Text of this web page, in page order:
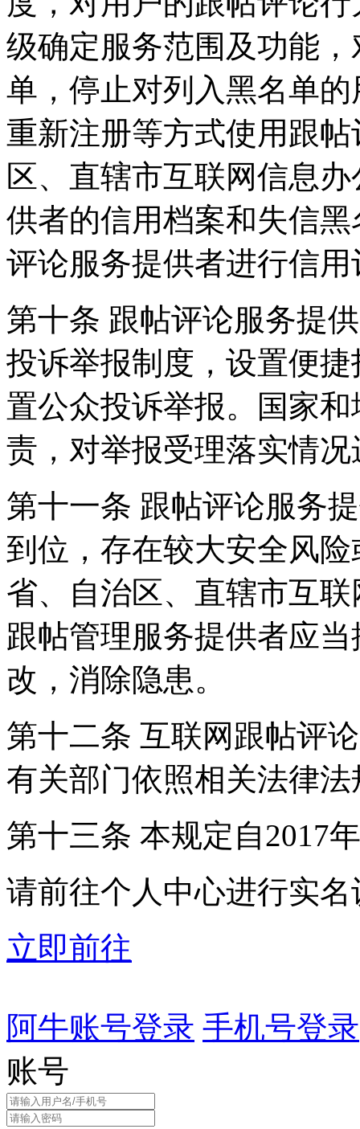
级确定服务范围及功能
单，停止对列入黑名单
重新注册等方式使用跟
区、直辖市互联网信息
供者的信用档案和失信
评论服务提供者进行信用
第十条 跟帖评论服务提
投诉举报制度，设置便
置公众投诉举报。国家
责，对举报受理落实情
第十一条 跟帖评论服务
到位，存在较大安全风
省、自治区、直辖市互
跟帖管理服务提供者应
改，消除隐患。
第十二条 互联网跟帖评
有关部门依照相关法律
第十三条 本规定自2017
请前往个人中心进行实名
立即前往
阿牛账号登录 手机号登录
账号